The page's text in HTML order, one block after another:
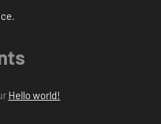
Hello world!